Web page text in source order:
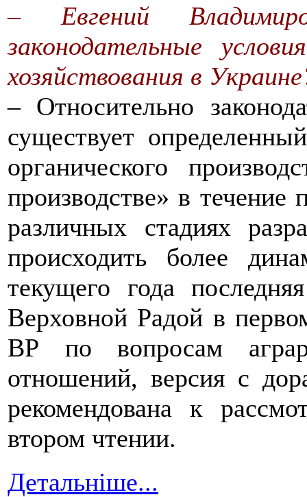
– Евгений
законодательные
хозяйствования в
– Относительно
существует
органического
производстве» в течение
различных стадиях
происходить более
текущего года
Верховной Радой в
ВР по вопросам
отношений, версия с
рекомендована к
втором чтении.
Детальніше...